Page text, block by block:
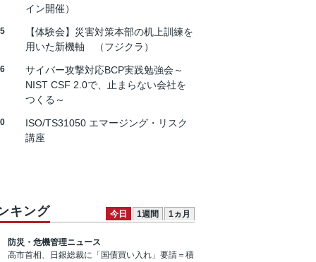
イン開催）
【体験会】災害対策本部の机上訓練を
用いた新機軸 （フジクラ）
サイバー攻撃対応BCP実践勉強会～
NIST CSF 2.0で、止まらない会社を
つくる～
ISO/TS31050 エマージング・リスク
講座
キング 今日 1週間 1ヵ月
防災・危機管理ニュース
高市首相、日銀総裁に「国債買い入れ」要請＝積